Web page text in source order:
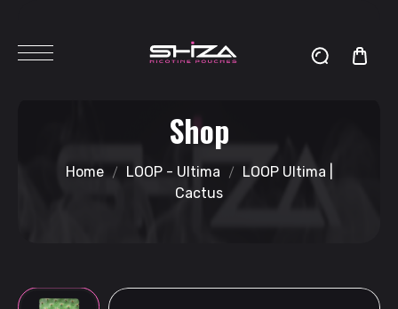
Shop
Home LOOP - Ultima
LOOP Ultima |
Cactus